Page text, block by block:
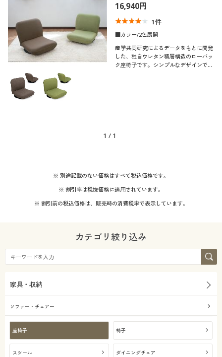
16,940円
1件
■カラー/2色展開
産学共同研究によるデータをもとに開発
した、独自ウレタン積層構造のローバッ
ク座椅子です。シンプルなデザインで、
1 / 1
※ 別途記載のない価格はすべて税込価格です。
※ 割引率は税抜価格に適用されています。
※ 割引前の税込価格は、販売時の消費税率で表示しています。
カテゴリ絞り込み
家具・収納
ソファー・チェアー
座椅子 椅子
スツール ダイニングチェア